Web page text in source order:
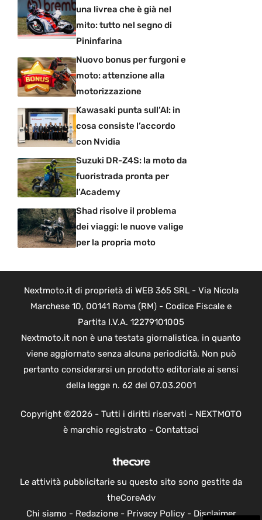
una livrea che è già nel
mito: tutto nel segno di
Pininfarina
Nuovo bonus per furgoni e
moto: attenzione alla
motorizzazione
Kawasaki punta sull’AI: in
cosa consiste l’accordo
con Nvidia
Suzuki DR-Z4S: la moto da
fuoristrada pronta per
l’Academy
Shad risolve il problema
dei viaggi: le nuove valige
per la propria moto
Nextmoto.it di proprietà di WEB 365 SRL - Via Nicola
Marchese 10, 00141 Roma (RM) - Codice Fiscale e
Partita I.V.A. 12279101005
Nextmoto.it non è una testata giornalistica, in quanto
viene aggiornato senza alcuna periodicità. Non può
pertanto considerarsi un prodotto editoriale ai sensi
della legge n. 62 del 07.03.2001
Copyright ©2026 - Tutti i diritti riservati - NEXTMOTO
è marchio registrato - Contattaci
Le attività pubblicitarie su questo sito sono gestite da
theCoreAdv
Chi siamo - Redazione- Privacy Policy- Disclaimer